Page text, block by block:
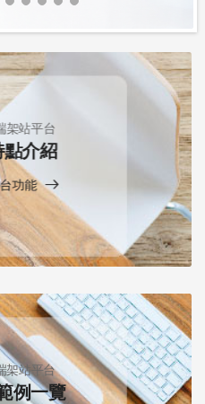
架站平台
點介紹
功能
架站平台
例一覽